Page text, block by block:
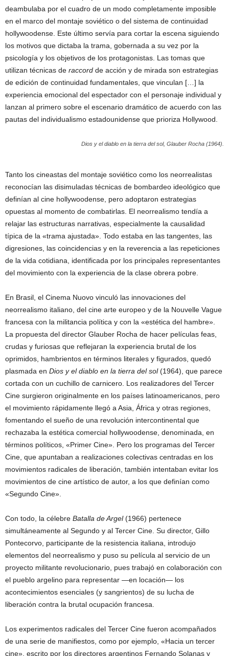
deambulaba por el cuadro de un modo completamente imposible
en el marco del montaje soviético o del sistema de continuidad
hollywoodense. Este último servía para cortar la escena siguiendo
los motivos que dictaba la trama, gobernada a su vez por la
psicología y los objetivos de los protagonistas. Las tomas que
utilizan técnicas de raccord de acción y de mirada son estrategias
de edición de continuidad fundamentales, que vinculan […] la
experiencia emocional del espectador con el personaje individual y
lanzan al primero sobre el escenario dramático de acuerdo con las
pautas del individualismo estadounidense que prioriza Hollywood.
Dios y el diablo en la tierra del sol, Glauber Rocha (1964).
Tanto los cineastas del montaje soviético como los neorrealistas
reconocían las disimuladas técnicas de bombardeo ideológico que
definían al cine hollywoodense, pero adoptaron estrategias
opuestas al momento de combatirlas. El neorrealismo tendía a
relajar las estructuras narrativas, especialmente la causalidad
típica de la «trama ajustada». Todo estaba en las tangentes, las
digresiones, las coincidencias y en la reverencia a las repeticiones
de la vida cotidiana, identificada por los principales representantes
del movimiento con la experiencia de la clase obrera pobre.
En Brasil, el Cinema Nuovo vinculó las innovaciones del
neorrealismo italiano, del cine arte europeo y de la Nouvelle Vague
francesa con la militancia política y con la «estética del hambre».
La propuesta del director Glauber Rocha de hacer películas feas,
crudas y furiosas que reflejaran la experiencia brutal de los
oprimidos, hambrientos en términos literales y figurados, quedó
plasmada en Dios y el diablo en la tierra del sol(1964), que parece
cortada con un cuchillo de carnicero. Los realizadores del Tercer
Cine surgieron originalmente en los países latinoamericanos, pero
el movimiento rápidamente llegó a Asia, África y otras regiones,
fomentando el sueño de una revolución intercontinental que
rechazaba la estética comercial hollywoodense, denominada, en
términos políticos, «Primer Cine». Pero los programas del Tercer
Cine, que apuntaban a realizaciones colectivas centradas en los
movimientos radicales de liberación, también intentaban evitar los
movimientos de cine artístico de autor, a los que definían como
«Segundo Cine».
Con todo, la célebre Batalla de Argel(1966) pertenece
simultáneamente al Segundo y al Tercer Cine. Su director, Gillo
Pontecorvo, participante de la resistencia italiana, introdujo
elementos del neorrealismo y puso su película al servicio de un
proyecto militante revolucionario, pues trabajó en colaboración con
el pueblo argelino para representar —en locación— los
acontecimientos esenciales (y sangrientos) de su lucha de
liberación contra la brutal ocupación francesa.
Los experimentos radicales del Tercer Cine fueron acompañados
de una serie de manifiestos, como por ejemplo, «Hacia un tercer
cine», escrito por los directores argentinos Fernando Solanas y